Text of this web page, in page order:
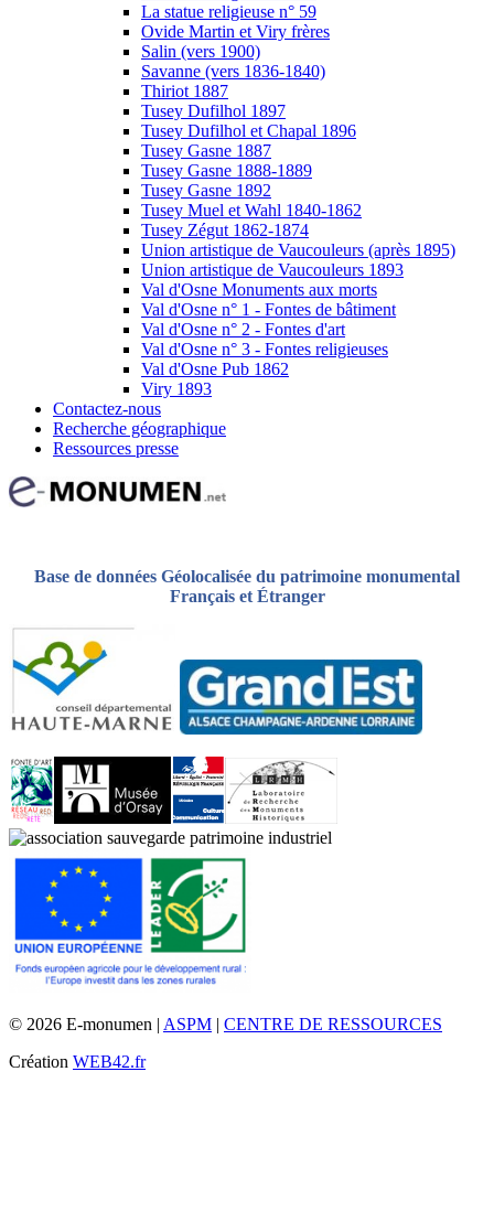
La statue religieuse n° 59
Ovide Martin et Viry frères
Salin (vers 1900)
Savanne (vers 1836-1840)
Thiriot 1887
Tusey Dufilhol 1897
Tusey Dufilhol et Chapal 1896
Tusey Gasne 1887
Tusey Gasne 1888-1889
Tusey Gasne 1892
Tusey Muel et Wahl 1840-1862
Tusey Zégut 1862-1874
Union artistique de Vaucouleurs (après 1895)
Union artistique de Vaucouleurs 1893
Val d'Osne Monuments aux morts
Val d'Osne n° 1 - Fontes de bâtiment
Val d'Osne n° 2 - Fontes d'art
Val d'Osne n° 3 - Fontes religieuses
Val d'Osne Pub 1862
Viry 1893
Contactez-nous
Recherche géographique
Ressources presse
Base de données Géolocalisée du patrimoine monumental
Français et Étranger
© 2026 E-monumen | ASPM | CENTRE DE RESSOURCES
Création WEB42.fr